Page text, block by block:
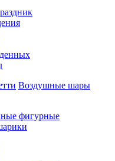
Воздушные шары
фигурные